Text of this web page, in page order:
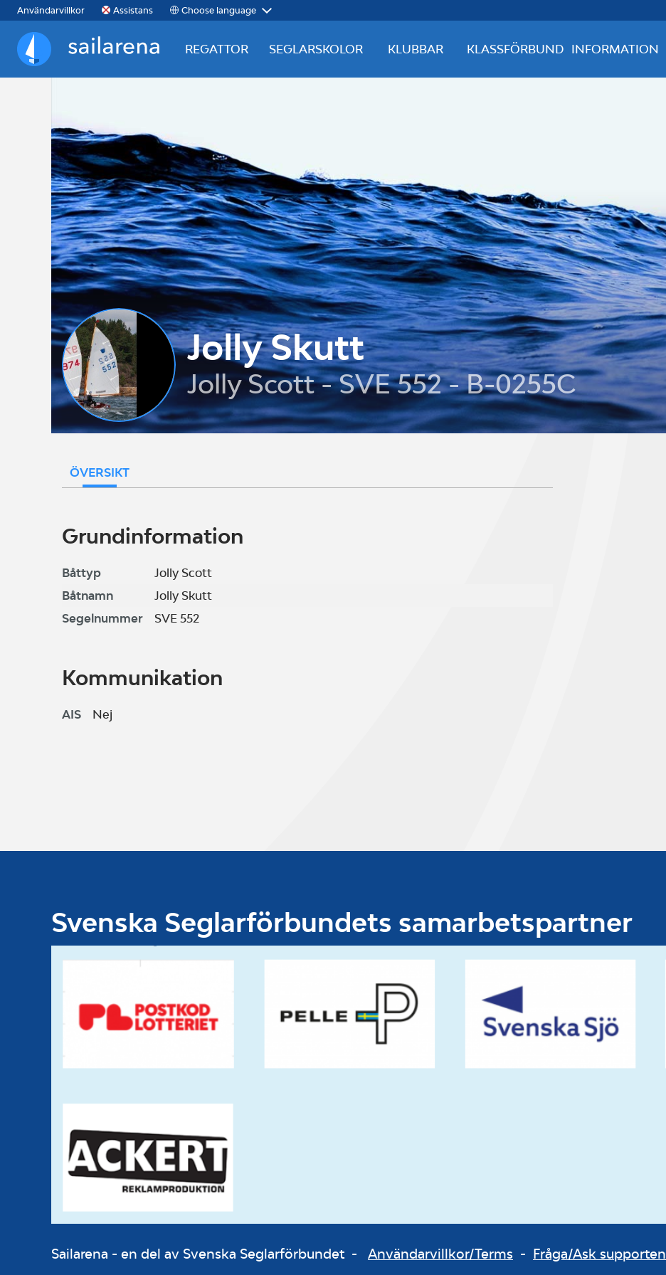
Användarvillkor Assistans Choose language
Sailarena
REGATTOR SEGLARSKOLOR KLUBBAR KLASSFÖRBUND INFORMATION
Jolly Skutt
Jolly Scott - SVE 552 - B-0255C
ÖVERSIKT
Grundinformation
Båttyp
Jolly Scott
Båtnamn
Jolly Skutt
Segelnummer
SVE 552
Kommunikation
AIS Nej
Svenska Seglarförbundets samarbetspartner
Sailarena - en del av Svenska Seglarförbundet - Användarvillkor/Terms - Fråga/Ask supporten